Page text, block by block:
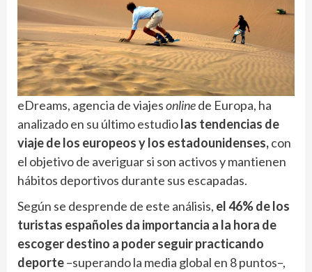
eDreams, agencia de viajesonlinede Europa, ha
analizado en su último estudiolas tendencias de
viaje de los europeos y los estadounidenses,con
el objetivo de averiguar si son activos y mantienen
hábitos deportivos durante sus escapadas.
Según se desprende de este análisis, el 46% de los
turistas españoles da importancia a la hora de
escoger destino a poder seguir practicando
deporte–superando la media global en 8 puntos–,